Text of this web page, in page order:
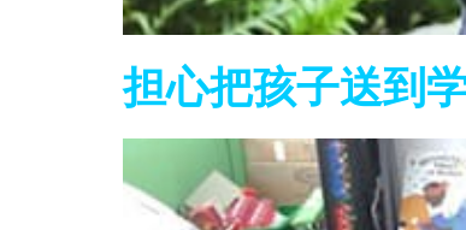
担心把孩子送到